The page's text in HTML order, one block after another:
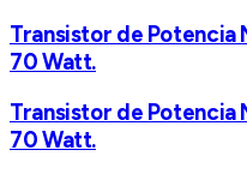
Transistor de Potencia
70 Watt.
Transistor de Potencia
70 Watt.